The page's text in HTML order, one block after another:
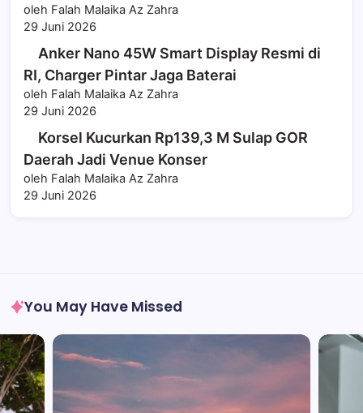
oleh Falah Malaika Az Zahra
29 Juni 2026
Anker Nano 45W Smart Display Resmi di
RI, Charger Pintar Jaga Baterai
oleh Falah Malaika Az Zahra
29 Juni 2026
Korsel Kucurkan Rp139,3 M Sulap GOR
Daerah Jadi Venue Konser
oleh Falah Malaika Az Zahra
29 Juni 2026
You May Have Missed